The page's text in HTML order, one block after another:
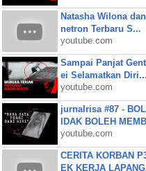
Natasha Wilona
netron Terbaru S...
youtube.com
Sampai Panjat
ei Selamatkan Diri...
youtube.com
jurnalrisa #87 -
IDAK BOLEH
youtube.com
CERITA KORBAN
EK KERJA